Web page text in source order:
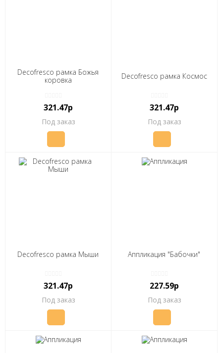
Decofresco рамка Божья
коровка
321.47р
Под заказ
Decofresco рамка Космос
321.47р
Под заказ
Decofresco рамка Мыши
321.47р
Под заказ
Аппликация "Бабочки"
227.59р
Под заказ